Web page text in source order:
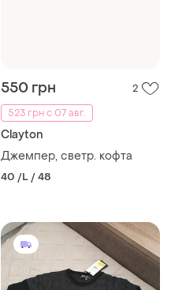
550 грн
2
523 грн с 07 авг.
Clayton
Джемпер, светр. кофта
40 /L / 48